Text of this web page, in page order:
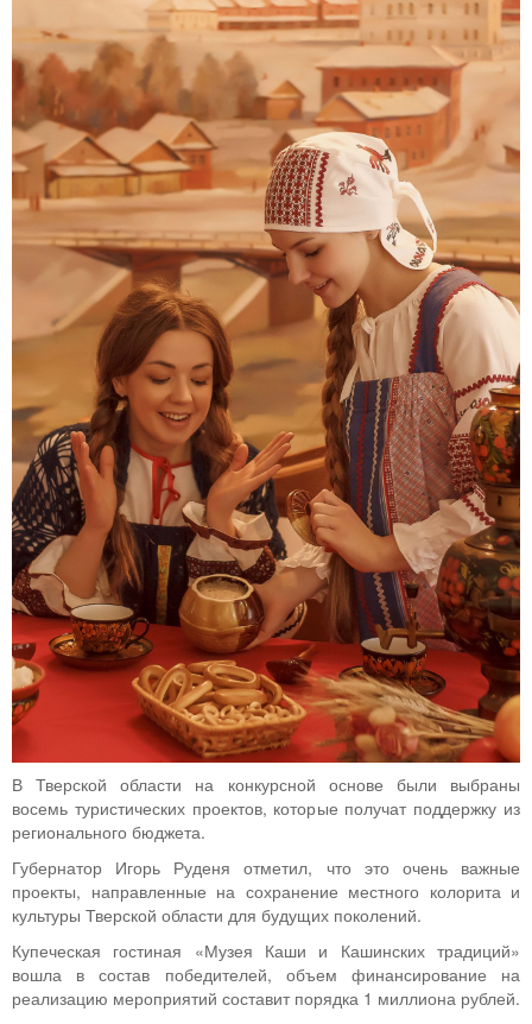
В Тверской области на конкурсной основе были выбраны
восемь туристических проектов, которые получат поддержку из
регионального бюджета.
Губернатор Игорь Руденя отметил, что это очень важные
проекты, направленные на сохранение местного колорита и
культуры Тверской области для будущих поколений.
Купеческая гостиная «Музея Каши и Кашинских традиций»
вошла в состав победителей, объем финансирование на
реализацию мероприятий составит порядка 1 миллиона рублей.